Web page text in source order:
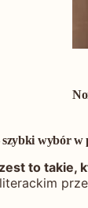
wybór w
to takie,